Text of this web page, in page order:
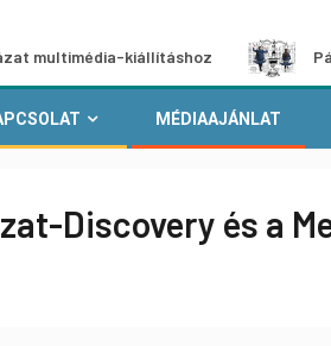
kiállításhoz Pályázat a
MÉDIAAJÁNLAT
Discovery és a